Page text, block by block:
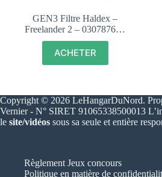
GEN3 Filtre Haldex –
Freelander 2 – 030787687
– LR003147
ACHETER
Copyright © 2026 LeHangarDuNord.
Vernier - N° SIRET 91065338500013
le site/vidéos sous sa seule et entière
Règlement Jeux concours
Politique en matière de